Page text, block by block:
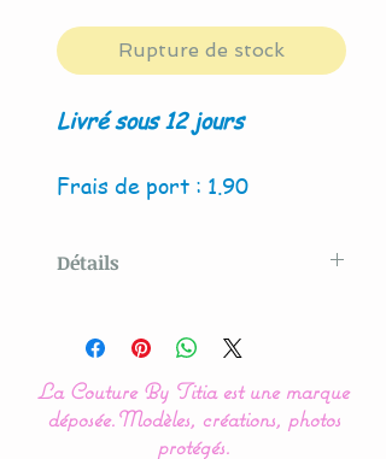
Rupture de stock
Livré sous 12 jours
Frais de port : 1.90
Détails
By Titia
La présence de couleur
La Couture By Titia est une marque
déposée.Modèles, créations, photos
protégés.